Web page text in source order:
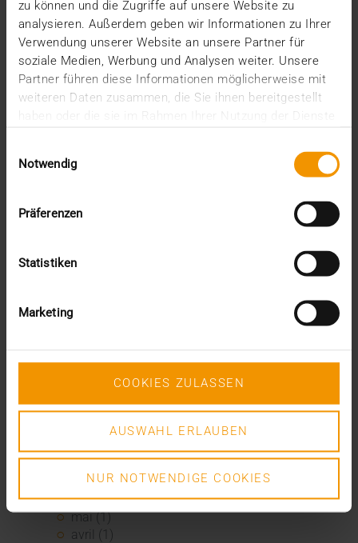
zu können und die Zugriffe auf unsere Website zu
analysieren. Außerdem geben wir Informationen zu Ihrer
Verwendung unserer Website an unsere Partner für
soziale Medien, Werbung und Analysen weiter. Unsere
Partner führen diese Informationen möglicherweise mit
weiteren Daten zusammen, die Sie ihnen bereitgestellt
Notwendig
Präferenzen
Statistiken
Marketing
COOKIES ZULASSEN
AUSWAHL ERLAUBEN
NUR NOTWENDIGE COOKIES
2021
décembre (2)
novembre (4)
octobre (1)
août (1)
juin (4)
janvier (1)
décembre (3)
août (1)
mai (1)
novembre (1)
octobre (1)
septembre (2)
août (3)
juillet (3)
juin (1)
mai (1)
avril (1)